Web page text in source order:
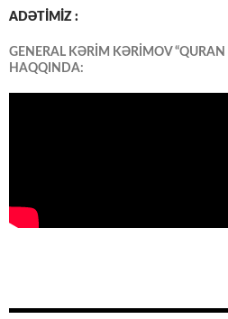
ADƏTİMİZ :
GENERAL KƏRİM KƏRİMOV “QURAN
HAQQINDA: